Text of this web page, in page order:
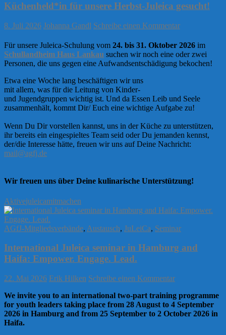
Küchenheld*in für unsere Herbst-Juleica gesucht!
8. Juli 2026 Johanna Gandl Schreibe einen Kommentar
Für unsere Juleica-Schulung vom 24. bis 31. Oktober 2026 im
Schullandheim Haus Lankau suchen wir noch eine oder zwei
Personen, die uns gegen eine Aufwandsentschädigung bekochen!
Etwa eine Woche lang beschäftigen wir uns
mit allem, was für die Leitung von Kinder-
und Jugendgruppen wichtig ist. Und da Essen Leib und Seele
zusammenhält, kommt Dir/ Euch eine wichtige Aufgabe zu!
Wenn Du Dir vorstellen kannst, uns in der Küche zu unterstützen,
ihr bereits ein eingespieltes Team seid oder Du jemanden kennst,
der/die Interesse hätte, freuen wir uns auf Deine Nachricht:
mail@agfj.de
Wir freuen uns über Deine kulinarische Unterstützung!
Aktivejuleicamitmachen
AGfJ-Mitgliedsverbände, Austausch, JuLeiCa, Seminar
International Juleica seminar in Hamburg and
Haifa: Empower. Engage. Lead.
22. Mai 2026 Erik Hilken Schreibe einen Kommentar
We invite you to an international two-part training programme
for youth leaders taking place from 28 August to 4 September
2026 in Hamburg and from 25 September to 2 October 2026 in
Haifa.